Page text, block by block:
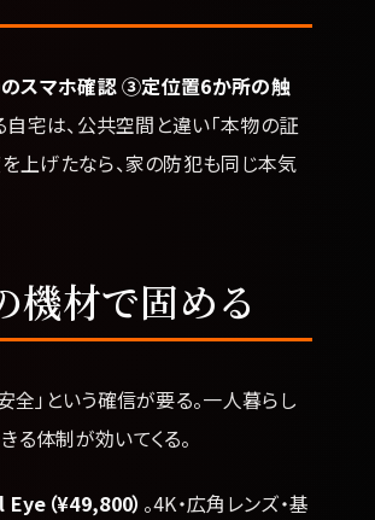
スマホ確認 ③定位置6か所の触
宅は、公共空間と違い「本物の証
上げたなら、家の防犯も同じ本気
機材で固める
」という確信が要る。一人暮らし
体制が効いてくる。
（¥49,800） 。4K・広角レンズ・基